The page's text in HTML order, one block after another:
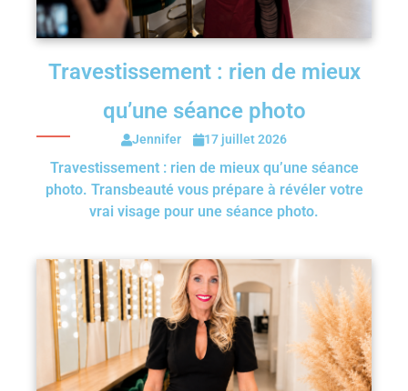
Travestissement : rien de mieux
qu’une séance photo
Jennifer 17 juillet 2026
Travestissement : rien de mieux qu’une séance
photo. Transbeauté vous prépare à révéler votre
vrai visage pour une séance photo.